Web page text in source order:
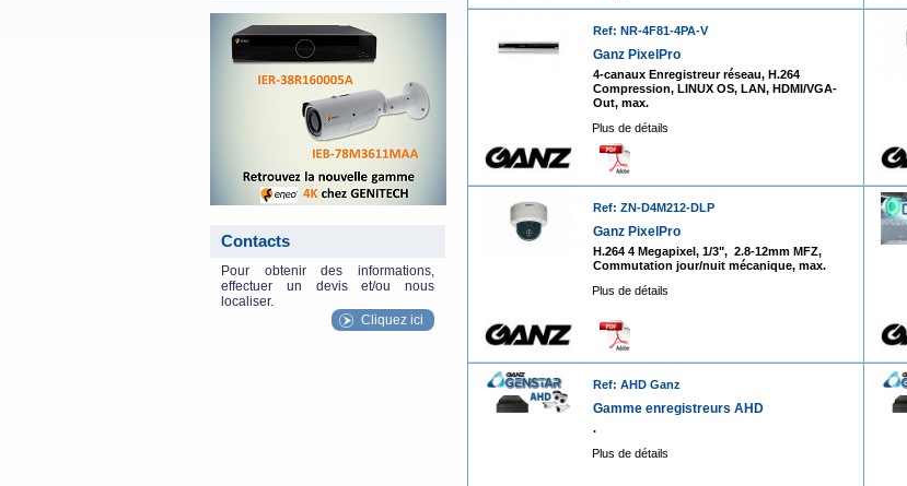
Contacts
Pour obtenir des informations,
effectuer un devis et/ou nous
localiser.
Cliquez ici
Ref: NR-4F81-4PA-V
Ganz PixelPro
4-canaux Enregistreur réseau, H.264
Compression, LINUX OS, LAN, HDMI/VGA-
Out, max.
Plus de détails
Ref: ZN-D4M212-DLP
Ganz PixelPro
H.264 4 Megapixel, 1/3", 2.8-12mm MFZ,
Commutation jour/nuit mécanique, max.
Plus de détails
Ref: AHD Ganz
Gamme enregistreurs AHD
.
Plus de détails